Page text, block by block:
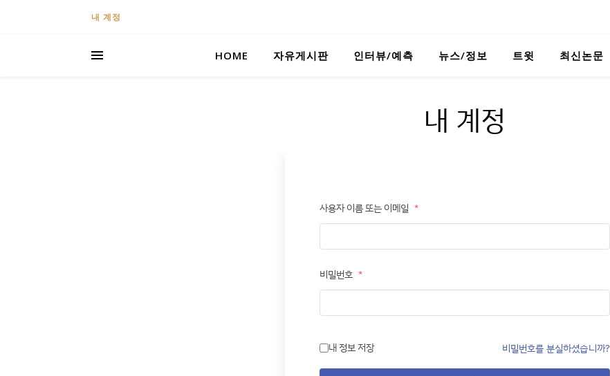
내 계정
HOME 자유게시판 인터뷰/예측 뉴스/정보 트윗 최신논문
내 계정
사용자 이름 또는 이메일 *
비밀번호 *
내 정보 저장 비밀번호를 분실하셨습니까?